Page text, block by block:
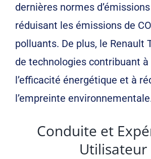
dernières normes d’émissions
réduisant les émissions de
polluants. De plus, le Renault
de technologies contribuant
l’efficacité énergétique et à
l’empreinte
Conduite et
Utilisateur